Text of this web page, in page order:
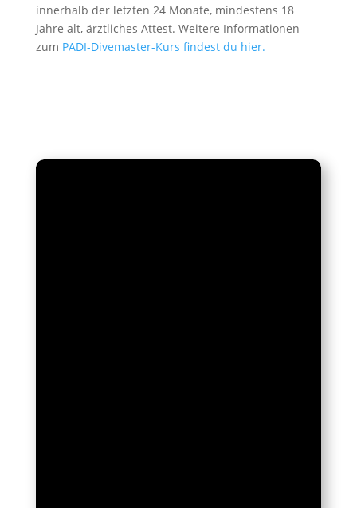
innerhalb der letzten 24 Monate, mindestens 18
Jahre alt, ärztliches Attest. Weitere Informationen
zum PADI-Divemaster-Kurs findest du hier.